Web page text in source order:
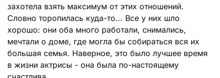
захотела взять максимум от этих отношений.
Словно торопилась куда-то... Все у них шло
хорошо: они оба много работали, снимались,
мечтали о доме, где могла бы собираться вся их
большая семья. Наверное, это было лучшее время
в жизни актрисы - она была по-настоящему